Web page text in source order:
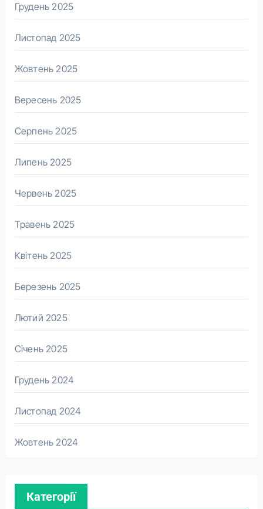
Грудень 2025
Листопад 2025
Жовтень 2025
Вересень 2025
Серпень 2025
Липень 2025
Червень 2025
Травень 2025
Квітень 2025
Березень 2025
Лютий 2025
Січень 2025
Грудень 2024
Листопад 2024
Жовтень 2024
Категорії